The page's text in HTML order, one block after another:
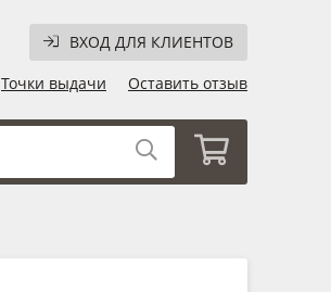
ВХОД ДЛЯ КЛИЕНТОВ
Точки выдачи Оставить отзыв